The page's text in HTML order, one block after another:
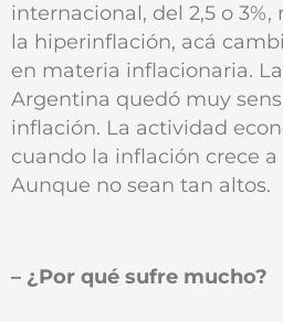
internacional, del 2,5 o 3%,
la hiperinflación, acá
en materia inflacionaria.
Argentina quedó muy
inflación. La actividad
cuando la inflación crece a
Aunque no sean tan altos.
– ¿Por qué sufre mucho?